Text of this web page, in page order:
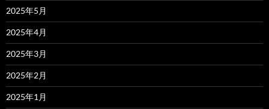
2025年5月
2025年4月
2025年3月
2025年2月
2025年1月